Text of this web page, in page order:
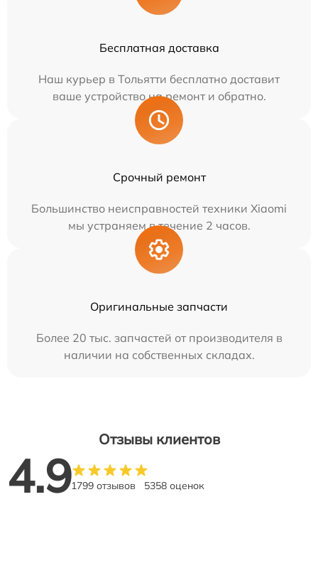
Бесплатная доставка
Наш курьер в Тольятти бесплатно доставит
ваше устройство на ремонт и обратно.
Срочный ремонт
Большинство неисправностей техники Xiaomi
мы устраняем в течение 2 часов.
Оригинальные запчасти
Более 20 тыс. запчастей от производителя в
наличии на собственных складах.
Отзывы клиентов
4.91799 отзывов 5358 оценок